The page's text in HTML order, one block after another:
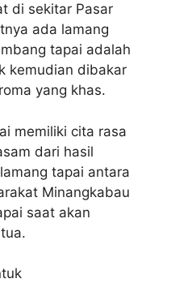
di sekitar Pasar
ada lamang
tapai adalah
kemudian dibakar
yang khas.
memiliki cita rasa
dari hasil
tapai antara
Minangkabau
saat akan